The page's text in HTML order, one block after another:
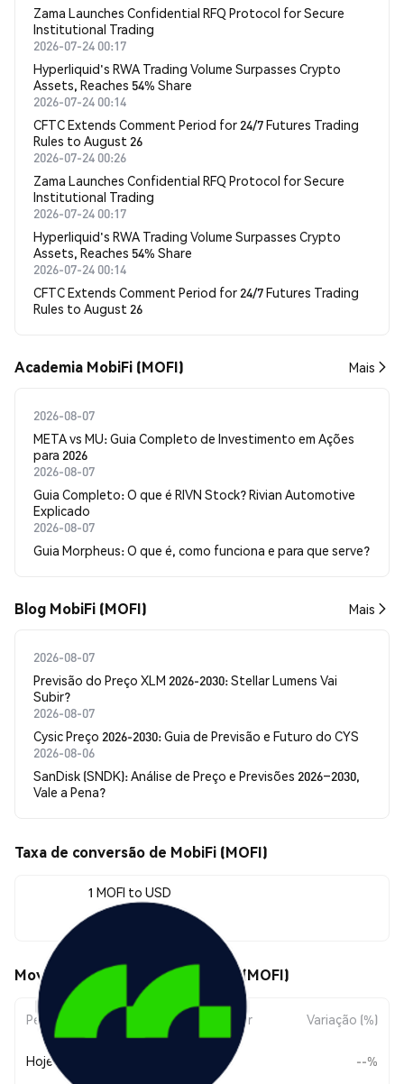
Zama Launches Confidential RFQ Protocol for Secure
Institutional Trading
2026-07-24 00:17
Hyperliquid's RWA Trading Volume Surpasses Crypto
Assets, Reaches 54% Share
2026-07-24 00:14
CFTC Extends Comment Period for 24/7 Futures Trading
Rules to August 26
2026-07-24 00:26
Zama Launches Confidential RFQ Protocol for Secure
Institutional Trading
2026-07-24 00:17
Hyperliquid's RWA Trading Volume Surpasses Crypto
Assets, Reaches 54% Share
2026-07-24 00:14
CFTC Extends Comment Period for 24/7 Futures Trading
Rules to August 26
Academia MobiFi (MOFI) Mais
2026-08-07
META vs MU: Guia Completo de Investimento em Ações
para 2026
2026-08-07
Guia Completo: O que é RIVN Stock? Rivian Automotive
Explicado
2026-08-07
Guia Morpheus: O que é, como funciona e para que serve?
Blog MobiFi (MOFI) Mais
2026-08-07
Previsão do Preço XLM 2026-2030: Stellar Lumens Vai
Subir?
2026-08-07
Cysic Preço 2026-2030: Guia de Previsão e Futuro do CYS
2026-08-06
SanDisk (SNDK): Análise de Preço e Previsões 2026–2030,
Vale a Pena?
Taxa de conversão de MobiFi (MOFI)
1 MOFI to USD
Movimentos de preço de MobiFi (MOFI)
Período Variação do Valor Variação (%)
Hoje --%